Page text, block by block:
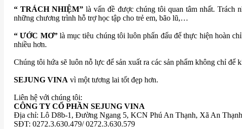
“ TRÁCH NHIỆM” là vấn đề được chúng tôi quan tâm nhất. Trách
những chương trình hỗ trợ học tập cho trẻ em, bão lũ,…
“ ƯỚC MƠ”là mục tiêu chúng tôi luôn phấn đấu để thực hiện hoàn
nhiều hơn.
Chúng tôi hứa sẽ luôn nỗ lực để sản xuất ra các sản phẩm không chỉ
SEJUNG VINA vì một tương lai tốt đẹp hơn.
Liên hệ với chúng tôi:
CÔNG TY CỔ PHẦN SEJUNG VINA
Địa chỉ: Lô D8b-1, Đường Ngang 5, KCN Phú An Thạnh, Xã An
SĐT: 0272.3.630.479/ 0272.3.630.579